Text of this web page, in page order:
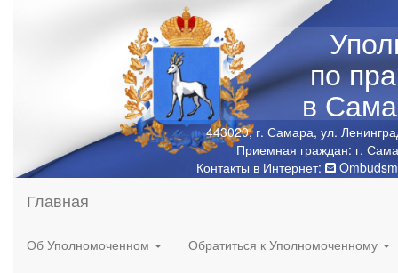
по
в
443020, г. Самара, ул.
Приемная граждан: г.
Контакты в Интернет:
Главная
Об Уполномоченном Обратиться к Уполномоченному